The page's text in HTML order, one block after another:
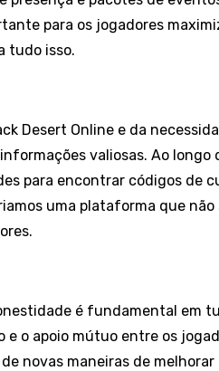
para os jogadores
tudo isso.
Desert Online e da
valiosas. Ao longo
para encontrar códigos de
uma plataforma que não
é fundamental em
e o apoio mútuo entre os
novas maneiras de